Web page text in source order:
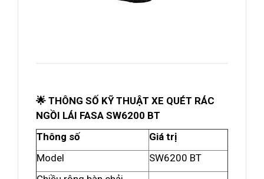
🌟 THÔNG SỐ KỸ THUẬT XE QUÉT RÁC
NGỒI LÁI FASA SW6200 BT
Thông số
Giá trị
Model
SW6200 BT